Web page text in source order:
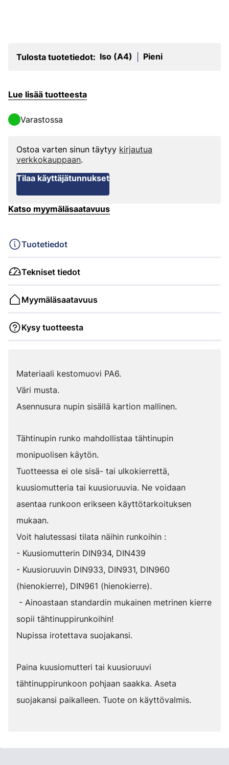
Tulosta tuotetiedot: Iso (A4) Pieni
Lue lisää tuotteesta
Varastossa
Ostoa varten sinun täytyy kirjautua
verkkokauppaan.
Tilaa käyttäjätunnukset
Katso myymäläsaatavuus
Tuotetiedot
Tekniset tiedot
Myymäläsaatavuus
Kysy tuotteesta
Materiaali kestomuovi PA6.
Väri musta.
Asennusura nupin sisällä kartion mallinen.
Tähtinupin runko mahdollistaa tähtinupin
monipuolisen käytön.
Tuotteessa ei ole sisä- tai ulkokierrettä,
kuusiomutteria tai kuusioruuvia. Ne voidaan
asentaa runkoon erikseen käyttötarkoituksen
mukaan.
Voit halutessasi tilata näihin runkoihin :
- Kuusiomutterin DIN934, DIN439
- Kuusioruuvin DIN933, DIN931, DIN960
(hienokierre), DIN961 (hienokierre).
- Ainoastaan standardin mukainen metrinen kierre
sopii tähtinuppirunkoihin!
Nupissa irotettava suojakansi.
Paina kuusiomutteri tai kuusioruuvi
tähtinuppirunkoon pohjaan saakka. Aseta
suojakansi paikalleen. Tuote on käyttövalmis.